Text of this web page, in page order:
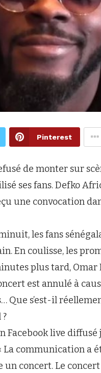
Pinterest
de monter sur
ses fans. Defko
une convocation
les fans
En coulisse, les
plus tard, Omar
est annulé à
Que s’est-il
Facebook live
La communication a
concert. Le